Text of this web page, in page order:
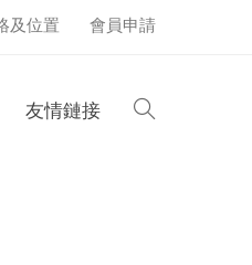
及位置 會員申請
友情鏈接